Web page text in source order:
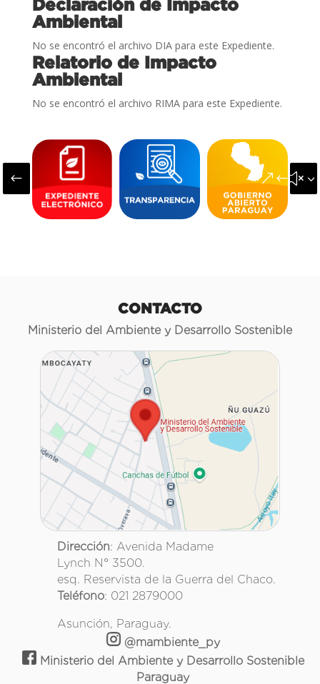
Declaración de Impacto
Ambiental
No se encontró el archivo DIA para este Expediente.
Relatorio de Impacto
Ambiental
No se encontró el archivo RIMA para este Expediente.
#
CONTACTO
Ministerio del Ambiente y Desarrollo Sostenible
Dirección: Avenida Madame
Lynch N° 3500.
esq. Reservista de la Guerra del Chaco.
Teléfono: 021 2879000
Asunción, Paraguay.
@mambiente_py
Ministerio del Ambiente y Desarrollo Sostenible
Paraguay